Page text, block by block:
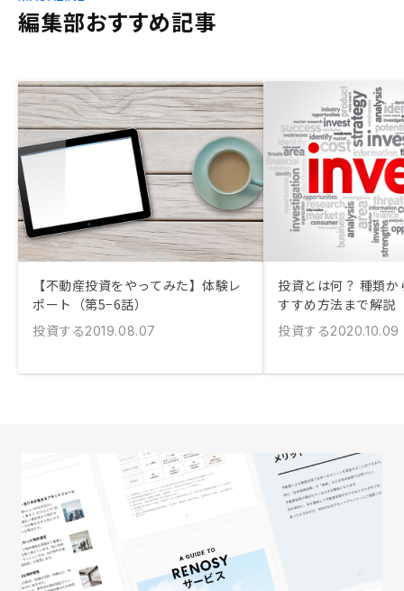
編集部おすすめ記事
【不動産投資をやってみた】体験レ
ポート（第5−6話）
投資する2019.08.07
投資とは何？ 種類
すすめ方法まで解説
投資する2020.10.09